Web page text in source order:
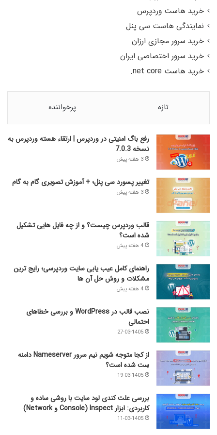
خرید هاست وردپرس
نمایندگی هاست سی پنل
خرید سرور مجازی ارزان
خرید سرور اختصاصی ایران
خرید هاست net core.
تازه پرخواننده
رفع باگ امنیتی در وردپرس | ارتقاء هسته وردپرس به
نسخه 7.0.3
3 هفته پیش
تغییر پسورد سی پنل؛ + آموزش تصویری گام به گام
3 هفته پیش
قالب وردپرس چیست؟ و از چه فایل­ هایی تشکیل
شده است؟
4 هفته پیش
راهنمای کامل عیب‌ یابی سایت وردپرسی؛ رایج‌ ترین
مشکلات و روش حل آن‌ ها
4 هفته پیش
نصب قالب در WordPress و بررسی خطاهای
احتمالی
27-03-1405
از کجا متوجه شویم نیم ‌سرور Nameserver دامنه
سِت شده است؟
19-03-1405
بررسی علت کندی لود سایت با روشی ساده و
کاربردی: ابزار Inspect (Console و Network)
11-03-1405